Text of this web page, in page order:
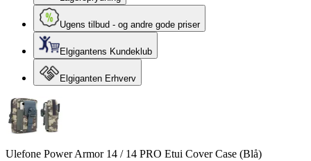
Ugens tilbud - og andre gode priser
Elgigantens Kundeklub
Elgiganten Erhverv
Ulefone Power Armor 14 / 14 PRO Etui Cover Case (Blå)